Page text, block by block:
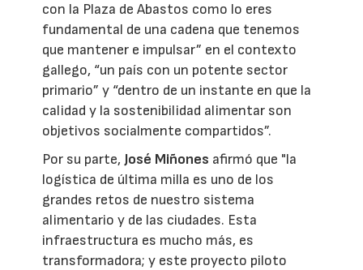
con la Plaza de Abastos como lo eres
fundamental de una cadena que tenemos
que mantener e impulsar” en el contexto
gallego, “un país con un potente sector
primario” y “dentro de un instante en que la
calidad y la sostenibilidad alimentar son
objetivos socialmente compartidos”.
Por su parte, José Miñones afirmó que "la
logística de última milla es uno de los
grandes retos de nuestro sistema
alimentario y de las ciudades. Esta
infraestructura es mucho más, es
transformadora; y este proyecto piloto